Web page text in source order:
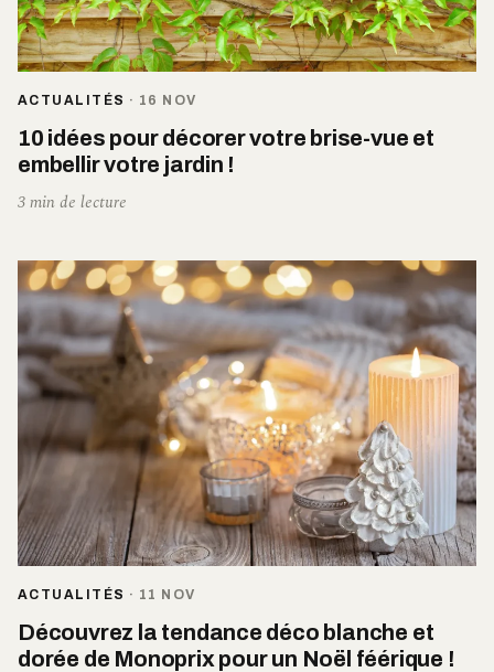
ACTUALITÉS · 16 NOV
10 idées pour décorer votre brise-vue et
embellir votre jardin !
3 min de lecture
ACTUALITÉS · 11 NOV
Découvrez la tendance déco blanche et
dorée de Monoprix pour un Noël féérique !